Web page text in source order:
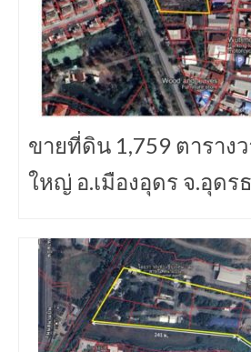
ขายที่ดิน 1,759 ตาราง
ใหญ่ อ.เมืองอุดร จ.อุดร